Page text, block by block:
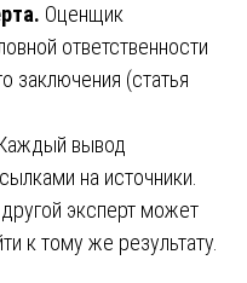
Оценщик
ответственности
заключения (статья
вывод
на источники.
эксперт может
к тому же результату.